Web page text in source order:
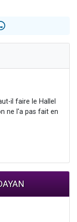
pour Sauvez la jambe de Yohan
Torah-Box Music
29 personnes viennent de demander une bénédiction
il faire le Hallel
ne l'a pas fait en